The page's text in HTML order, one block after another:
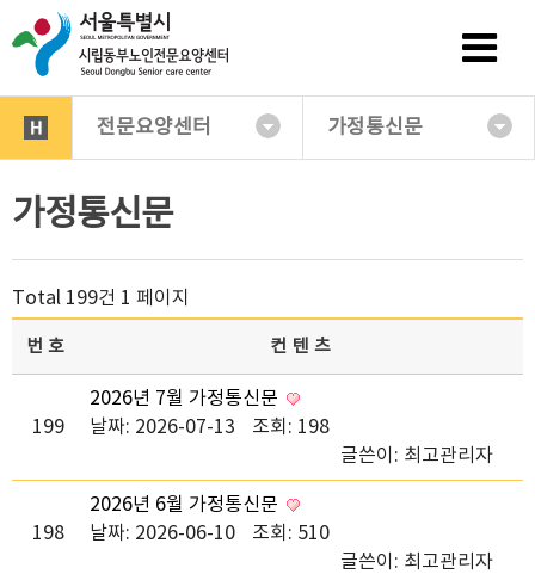
전문요양센터 가정통신문
가정통신문
Total 199건 1 페이지
번호 컨텐츠
199
2026년 7월 가정통신문
날짜: 2026-07-13
조회: 198
글쓴이: 최고관리자
198
2026년 6월 가정통신문
날짜: 2026-06-10
조회: 510
글쓴이: 최고관리자